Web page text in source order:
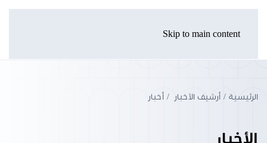
Skip to main content
الرئيسية أرشيف الأخبار أخبار
الأخبار